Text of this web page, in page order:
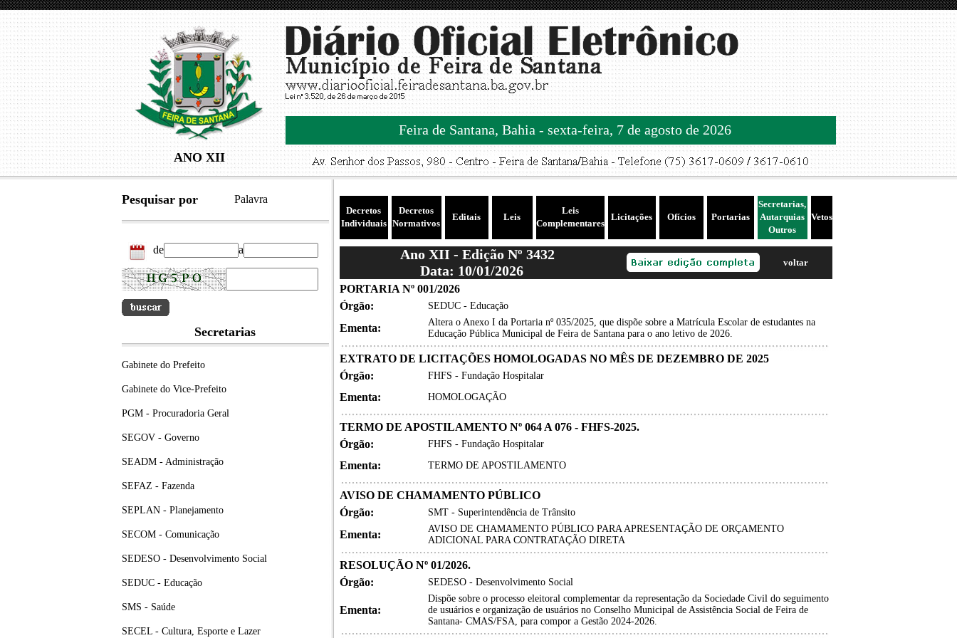
ANO XII
Feira de Santana, Bahia - sexta-feira, 7 de agosto de 2026
Pesquisar por Palavra
de a
Secretarias
Gabinete do Prefeito
Gabinete do Vice-Prefeito
PGM - Procuradoria Geral
SEGOV - Governo
SEADM - Administração
SEFAZ - Fazenda
SEPLAN - Planejamento
SECOM - Comunicação
SEDESO - Desenvolvimento Social
SEDUC - Educação
SMS - Saúde
SECEL - Cultura, Esporte e Lazer
Decretos
Individuais
Decretos
Normativos
Editais Leis
Leis
Complementares
Licitações Ofícios Portarias
Secretarias,
Autarquias
Outros
Vetos
Ano XII - Edição Nº 3432
Data: 10/01/2026
voltar
PORTARIA Nº 001/2026
Órgão:
SEDUC - Educação
Ementa:
Altera o Anexo I da Portaria nº 035/2025, que dispõe sobre a Matrícula Escolar de estudantes na
Educação Pública Municipal de Feira de Santana para o ano letivo de 2026.
EXTRATO DE LICITAÇÕES HOMOLOGADAS NO MÊS DE DEZEMBRO DE 2025
Órgão:
FHFS - Fundação Hospitalar
Ementa: HOMOLOGAÇÃO
TERMO DE APOSTILAMENTO Nº 064 A 076 - FHFS-2025.
Órgão:
FHFS - Fundação Hospitalar
Ementa: TERMO DE APOSTILAMENTO
AVISO DE CHAMAMENTO PÚBLICO
Órgão:
SMT - Superintendência de Trânsito
Ementa:
AVISO DE CHAMAMENTO PÚBLICO PARA APRESENTAÇÃO DE ORÇAMENTO
ADICIONAL PARA CONTRATAÇÃO DIRETA
RESOLUÇÃO Nº 01/2026.
Órgão:
SEDESO - Desenvolvimento Social
Ementa:
Dispõe sobre o processo eleitoral complementar da representação da Sociedade Civil do seguimento
de usuários e organização de usuários no Conselho Municipal de Assistência Social de Feira de
Santana- CMAS/FSA, para compor a Gestão 2024-2026.